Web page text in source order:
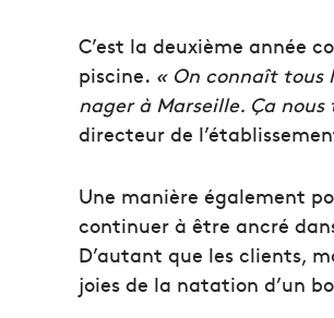
C’est la deuxième année
piscine. « On connaît tous
nager à Marseille. Ça
directeur de
Une manière également
continuer à être ancré
D’autant que les clients,
joies de la natation d’un